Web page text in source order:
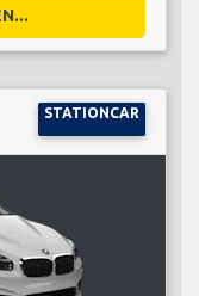
STATIONCAR